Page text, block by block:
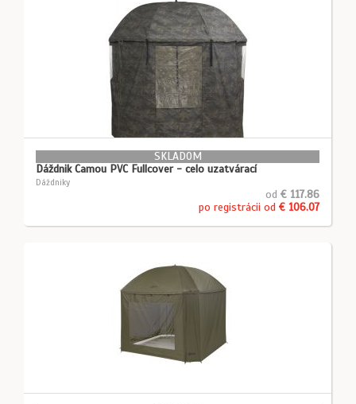
SKLADOM
Dáždnik Camou PVC Fullcover - celo uzatvárací
Dáždniky
od € 117.86
po registrácii od € 106.07